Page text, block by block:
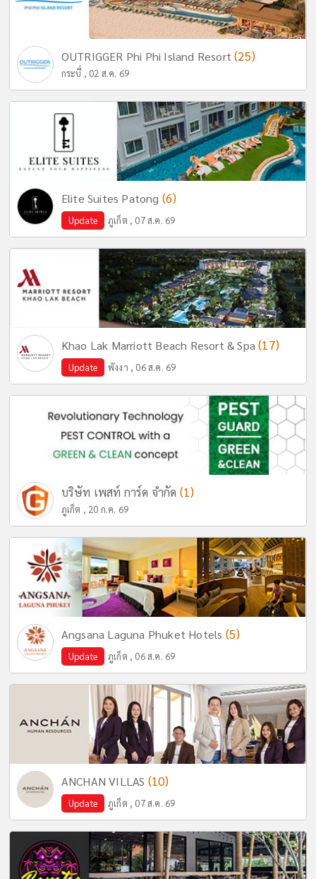
OUTRIGGER Phi Phi Island Resort(25)
กระบี่ , 02 ส.ค. 69
Elite Suites Patong (6)
Update ภูเก็ต , 07 ส.ค. 69
Khao Lak Marriott Beach Resort & Spa(17)
Update พังงา , 06 ส.ค. 69
บริษัท เพสท์ การ์ด จำกัด (1)
ภูเก็ต , 20 ก.ค. 69
Angsana Laguna Phuket Hotels (5)
Update ภูเก็ต , 06 ส.ค. 69
ANCHAN VILLAS (10)
Update ภูเก็ต , 07 ส.ค. 69